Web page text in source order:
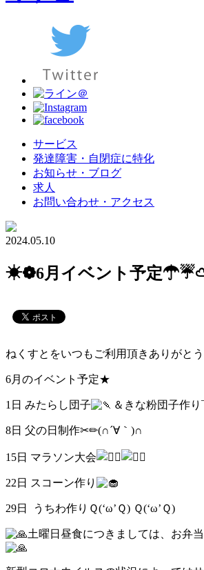
サービス
発達障害・自閉症に特化
お知らせ・ブログ
求人
お問い合わせ・アクセス
2024.05.10
☀❁6月イベント予定
ねくすとをいつもご利用頂きありがと
6月のイベント予定★
1日 みたらし団子 ＆きな粉団子作り
8日 父の日制作✂✏(∩´∀｀)∩
15日 マラソン大会
22日 スコーン作り
29日 うちわ作りＱ(‘ω’Ｑ) Ｑ(‘ω’Ｑ)
土曜日昼食につきましては、お弁